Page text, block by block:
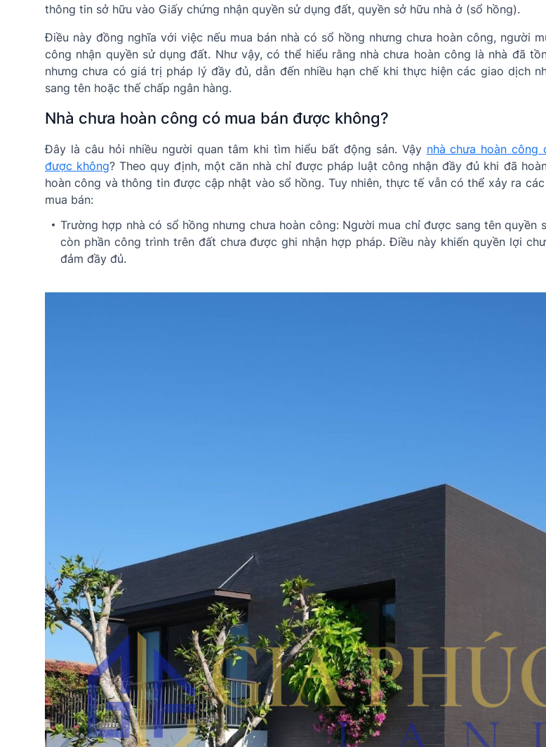
thông tin sở hữu vào Giấy chứng nhận quyền sử dụng đất, quyền sở hữu nhà ở (sổ hồng).
Điều này đồng nghĩa với việc nếu mua bán nhà có sổ hồng nhưng chưa hoàn công, người
công nhận quyền sử dụng đất. Như vậy, có thể hiểu rằng nhà chưa hoàn công là nhà đã
nhưng chưa có giá trị pháp lý đầy đủ, dẫn đến nhiều hạn chế khi thực hiện các giao dịch
sang tên hoặc thế chấp ngân hàng.
Nhà chưa hoàn công có mua bán được không?
Đây là câu hỏi nhiều người quan tâm khi tìm hiểu bất động sản. Vậy nhà chưa hoàn công
được không? Theo quy định, một căn nhà chỉ được pháp luật công nhận đầy đủ khi đã
hoàn công và thông tin được cập nhật vào sổ hồng. Tuy nhiên, thực tế vẫn có thể xảy ra
mua bán:
Trường hợp nhà có sổ hồng nhưng chưa hoàn công: Người mua chỉ được sang tên quyền
còn phần công trình trên đất chưa được ghi nhận hợp pháp. Điều này khiến quyền lợi
đảm đầy đủ.